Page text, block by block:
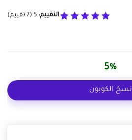
التقييم: 5
(
7 تقييم)
5%
نسخ الكوبون